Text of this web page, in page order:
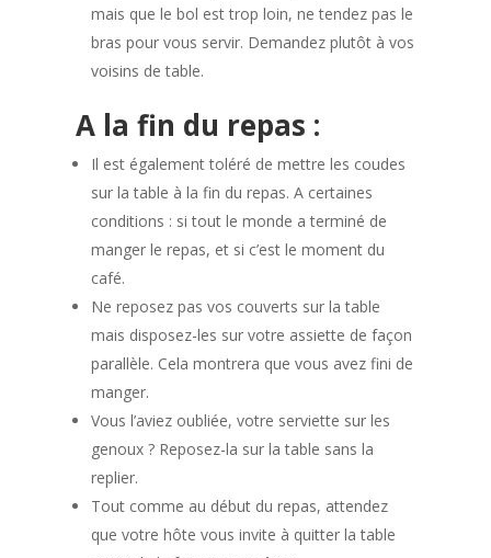
mais que le bol est trop loin, ne tendez pas le
bras pour vous servir. Demandez plutôt à vos
voisins de table.
A la fin du repas :
Il est également toléré de mettre les coudes
sur la table à la fin du repas. A certaines
conditions : si tout le monde a terminé de
manger le repas, et si c’est le moment du
café.
Ne reposez pas vos couverts sur la table
mais disposez-les sur votre assiette de façon
parallèle. Cela montrera que vous avez fini de
manger.
Vous l’aviez oubliée, votre serviette sur les
genoux ? Reposez-la sur la table sans la
replier.
Tout comme au début du repas, attendez
que votre hôte vous invite à quitter la table